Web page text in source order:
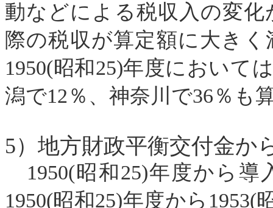
動などによる税収入の変
際の税収が算定額に大き
1950(昭和25)年度において
潟で12％、神奈川で36％も
5）地方財政平衡交付金か
1950(昭和25)年度から導
1950(昭和25)年度から 1953(